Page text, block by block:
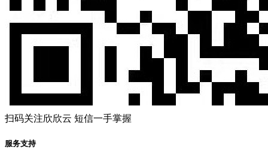
扫码关注欣欣云 短信一手掌握
服务支持